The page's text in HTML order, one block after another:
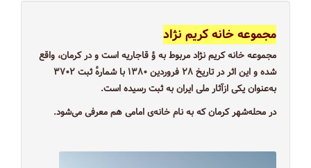
مجموعه خانه کریم نژاد
مجموعه خانه کریم نژاد مربوط به ؤ قاجاریه است و در کرمان، واقع
شده و این اثر در تاریخ ۲۸ فروردین ۱۳۸۰ با شمارهٔ ثبت ۳۷۰۲
به‌عنوان یکی ازآثار ملی ایران به ثبت رسیده است.
در محله‌شهر کرمان که به نام خانه‌ی امامی هم معرفی می‌شود.